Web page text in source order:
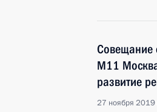
Совещание
М11 Москва
развитие
27 ноября 2019